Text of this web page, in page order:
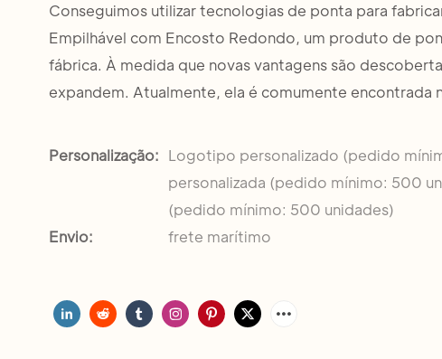
Conseguimos utilizar tecnologias de ponta para
Empilhável com Encosto Redondo, um produto de
fábrica. À medida que novas vantagens são
expandem. Atualmente, ela é comumente encontrada
Personalização: Logotipo personalizado (pedido
personalizada (pedido mínimo: 500
(pedido mínimo: 500 unidades)
Envio:
frete marítimo